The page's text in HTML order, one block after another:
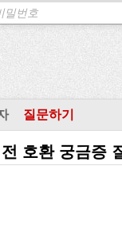
질문하기
호환 궁금증